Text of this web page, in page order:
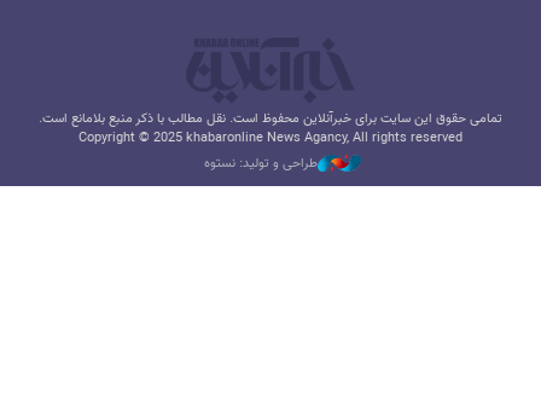
تمامی حقوق این سایت برای خبرآنلاین محفوظ است. نقل مطالب با ذکر منبع بلامانع است.
Copyright © 2025 khabaronline News Agancy, All rights reserved
طراحی و تولید: نستوه